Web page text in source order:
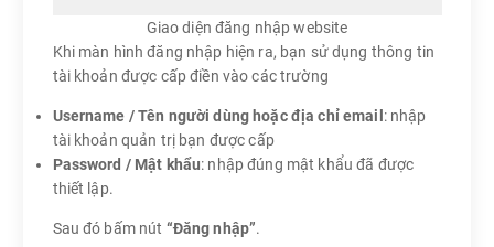
Giao diện đăng nhập website
Khi màn hình đăng nhập hiện ra, bạn sử dụng thông tin
tài khoản được cấp điền vào các trường
Username / Tên người dùng hoặc địa chỉ email : nhập
tài khoản quản trị bạn được cấp
Password / Mật khẩu: nhập đúng mật khẩu đã được
thiết lập.
Sau đó bấm nút “Đăng nhập”.